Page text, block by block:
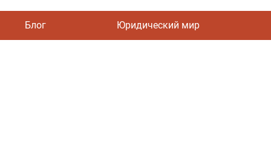
Блог Юридический мир